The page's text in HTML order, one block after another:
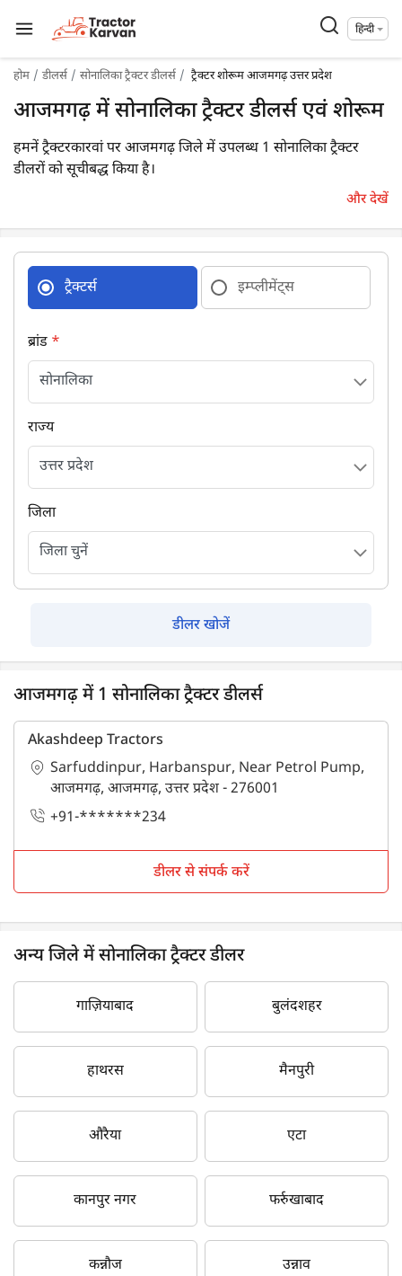
हिन्दी
होम डीलर्स सोनालिका ट्रैक्टर डीलर्स ट्रैक्टर शोरूम आजमगढ़ उत्तर प्रदेश
आजमगढ़ में सोनालिका ट्रैक्टर डीलर्स एवं शोरूम
हमनें ट्रैक्टरकारवां पर आजमगढ़ जिले में उपलब्ध 1 सोनालिका ट्रैक्टर
डीलरों को सूचीबद्ध किया है।
और देखें
ट्रैक्टर्स इम्प्लीमेंट्स
ब्रांड *
राज्य
जिला
डीलर खोजें
आजमगढ़ में 1 सोनालिका ट्रैक्टर डीलर्स
Akashdeep Tractors
Sarfuddinpur, Harbanspur, Near Petrol Pump,
आजमगढ़, आजमगढ़, उत्तर प्रदेश - 276001
+91-*******234
डीलर से संपर्क करें
अन्य जिले में सोनालिका ट्रैक्टर डीलर
गाज़ियाबाद बुलंदशहर
हाथरस मैनपुरी
औरैया एटा
कानपुर नगर फर्रुखाबाद
कन्नौज उन्नाव